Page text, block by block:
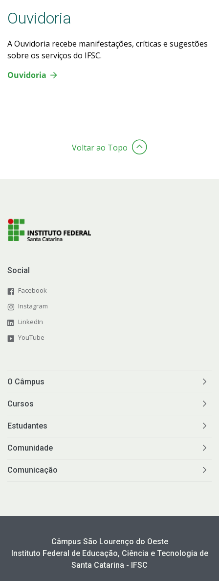
Ouvidoria
A Ouvidoria recebe manifestações, críticas e sugestões
sobre os serviços do IFSC.
Ouvidoria
Voltar ao Topo
Social
Facebook
Instagram
LinkedIn
YouTube
O Câmpus
Cursos
Estudantes
Comunidade
Comunicação
Câmpus São Lourenço do Oeste
Instituto Federal de Educação, Ciência e Tecnologia de
Santa Catarina - IFSC